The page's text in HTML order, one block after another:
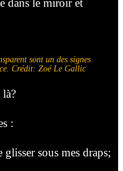
dans le miroir et
sont un des signes
Crédit: Zoé Le Gallic
:
glisser sous mes draps;